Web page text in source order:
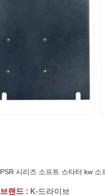
PSR 시리즈 소프트 스타터 kw
브랜드 : K-드라이브